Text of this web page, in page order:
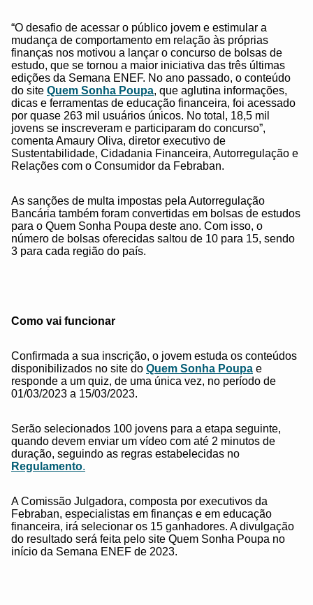
“O desafio de acessar o público jovem e estimular a
mudança de comportamento em relação às próprias
finanças nos motivou a lançar o concurso de bolsas de
estudo, que se tornou a maior iniciativa das três últimas
edições da Semana ENEF. No ano passado, o conteúdo
do site Quem Sonha Poupa, que aglutina informações,
dicas e ferramentas de educação financeira, foi acessado
por quase 263 mil usuários únicos. No total, 18,5 mil
jovens se inscreveram e participaram do concurso”,
comenta Amaury Oliva, diretor executivo de
Sustentabilidade, Cidadania Financeira, Autorregulação e
Relações com o Consumidor da Febraban.
As sanções de multa impostas pela Autorregulação
Bancária também foram convertidas em bolsas de estudos
para o Quem Sonha Poupa deste ano. Com isso, o
número de bolsas oferecidas saltou de 10 para 15, sendo
3 para cada região do país.
Como vai funcionar
Confirmada a sua inscrição, o jovem estuda os conteúdos
disponibilizados no site do Quem Sonha Poupa e
responde a um quiz, de uma única vez, no período de
01/03/2023 a 15/03/2023.
Serão selecionados 100 jovens para a etapa seguinte,
quando devem enviar um vídeo com até 2 minutos de
duração, seguindo as regras estabelecidas no
Regulamento.
A Comissão Julgadora, composta por executivos da
Febraban, especialistas em finanças e em educação
financeira, irá selecionar os 15 ganhadores. A divulgação
do resultado será feita pelo site Quem Sonha Poupa no
início da Semana ENEF de 2023.